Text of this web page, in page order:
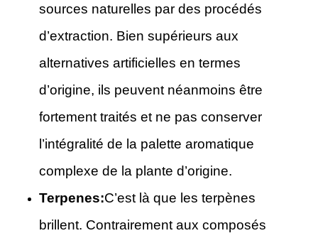
sources naturelles par des procédés
d’extraction. Bien supérieurs aux
alternatives artificielles en termes
d’origine, ils peuvent néanmoins être
fortement traités et ne pas conserver
l’intégralité de la palette aromatique
complexe de la plante d’origine.
Terpenes:C’est là que les terpènes
brillent. Contrairement aux composés